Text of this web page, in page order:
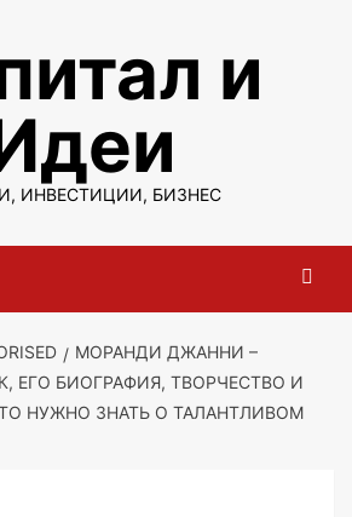
и
ИНВЕСТИЦИИ, БИЗНЕС
МОРАНДИ ДЖАННИ –
ЕГО БИОГРАФИЯ, ТВОРЧЕСТВО И
НУЖНО ЗНАТЬ О ТАЛАНТЛИВОМ